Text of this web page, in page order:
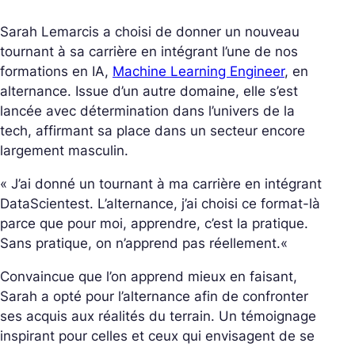
Sarah Lemarcis a choisi de donner un nouveau
tournant à sa carrière en intégrant l’une de nos
formations en IA, Machine Learning Engineer, en
alternance. Issue d’un autre domaine, elle s’est
lancée avec détermination dans l’univers de la
tech, affirmant sa place dans un secteur encore
largement masculin.
« J’ai donné un tournant à ma carrière en intégrant
DataScientest. L’alternance, j’ai choisi ce format-là
parce que pour moi, apprendre, c’est la pratique.
Sans pratique, on n’apprend pas réellement.«
Convaincue que l’on apprend mieux en faisant,
Sarah a opté pour l’alternance afin de confronter
ses acquis aux réalités du terrain. Un témoignage
inspirant pour celles et ceux qui envisagent de se